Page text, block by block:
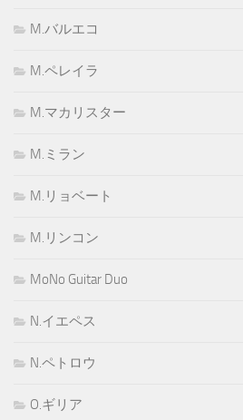
M.バルエコ
M.ペレイラ
M.マカリスター
M.ミラン
M.リョベート
M.リンコン
MoNo Guitar Duo
N.イエペス
N.ペトロウ
O.ギリア